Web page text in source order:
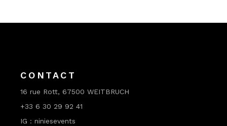
CONTACT
16 rue Rott, 67500 WEITBRUCH
+33 6 30 29 92 41
IG : niniesevents